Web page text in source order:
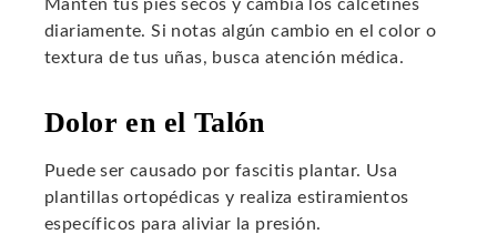
Mantén tus pies secos y cambia los calcetines
diariamente. Si notas algún cambio en el color o
textura de tus uñas, busca atención médica.
Dolor en el Talón
Puede ser causado por fascitis plantar. Usa
plantillas ortopédicas y realiza estiramientos
específicos para aliviar la presión.